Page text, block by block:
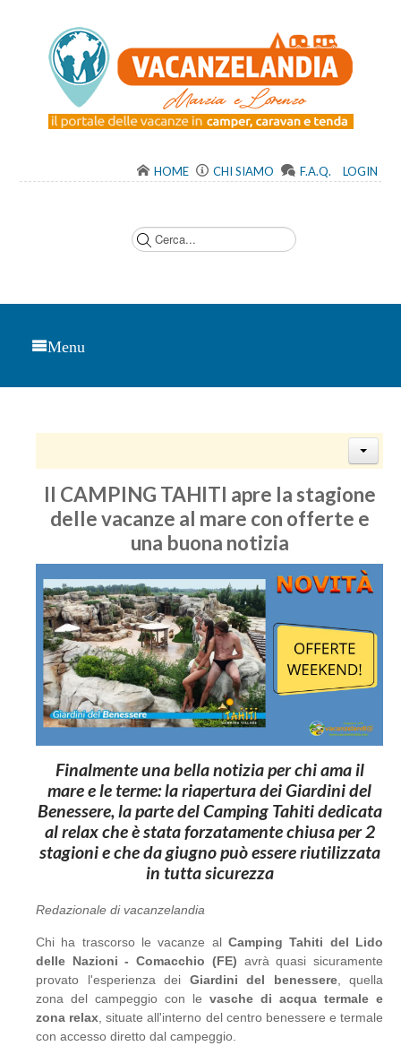
HOME CHI SIAMO F.A.Q. LOGIN
Menu
Il CAMPING TAHITI apre la stagione
delle vacanze al mare con offerte e
una buona notizia
Finalmente una bella notizia per chi ama il
mare e le terme: la riapertura dei Giardini del
Benessere, la parte del Camping Tahiti dedicata
al relax che è stata forzatamente chiusa per 2
stagioni e che da giugno può essere riutilizzata
in tutta sicurezza
Redazionale di vacanzelandia
Chi ha trascorso le vacanze al Camping Tahiti del Lido
delle Nazioni - Comacchio (FE) avrà quasi sicuramente
provato l'esperienza dei Giardini del benessere, quella
zona del campeggio con le vasche di acqua termale e
zona relax , situate all'interno del centro benessere e termale
con accesso diretto dal campeggio.